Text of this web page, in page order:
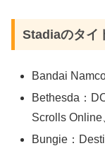
Stadiaのタイ
Bandai
Bethesda：
Scrolls
Bungie：